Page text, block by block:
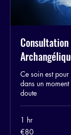
Consultation
Ce soin est
dans un
doute
1 hr
80
€80